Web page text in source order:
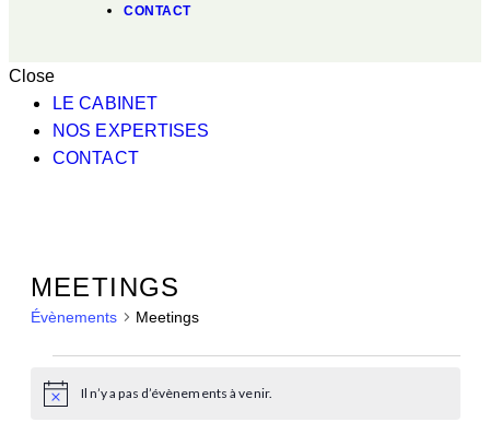
CONTACT
Close
LE CABINET
NOS EXPERTISES
CONTACT
MEETINGS
Évènements Meetings
NoticeIl n’y a pas d’évènements à venir.